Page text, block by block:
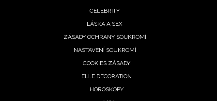
CELEBRITY
LÁSKA A SEX
ZÁSADY OCHRANY SOUKROMÍ
NASTAVENÍ SOUKROMÍ
COOKIES ZÁSADY
ELLE DECORATION
HOROSKOPY